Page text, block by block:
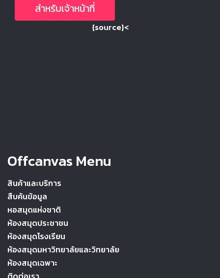
สำหรับเจ้าหน้าที่
{source}<
Offcanvas Menu
สินค้าและบริการ
สืบค้นข้อมูล
หอสมุดแห่งชาติ
ห้องสมุดประชาชน
ห้องสมุดโรงเรียน
ห้องสมุดมหาวิทยาลัยและวิทยาลัย
ห้องสมุดเฉพาะ